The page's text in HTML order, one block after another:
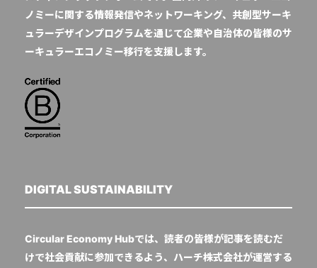
ノミーに関する情報発信やネットワーキング、共創型サーキ
ュラーデザインプログラムを通じて企業や自治体の皆様のサ
ーキュラーエコノミー移行を支援します。
DIGITAL SUSTAINABILITY
Circular Economy Hubでは、読者の皆様が記事を読むだ
けで社会貢献に参加できるよう、ハーチ株式会社が運営する